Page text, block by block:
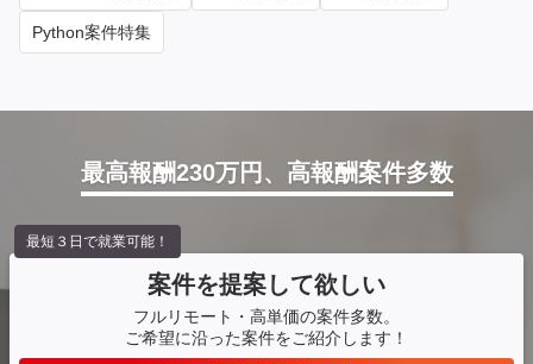
Python案件特集
最高報酬230万円、高報酬案件多数
案件を提案して欲しい
フルリモート・高単価の案件多数。
ご希望に沿った案件をご紹介します！
最短３日で就業可能！